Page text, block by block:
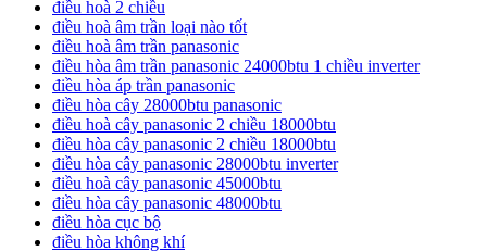
điều hoà 2 chiều
điều hoà âm trần loại nào tốt
điều hoà âm trần panasonic
điều hòa âm trần panasonic 24000btu 1 chiều inverter
điều hòa áp trần panasonic
điều hòa cây 28000btu panasonic
điều hoà cây panasonic 2 chiều 18000btu
điều hòa cây panasonic 2 chiều 18000btu
điều hòa cây panasonic 28000btu inverter
điều hoà cây panasonic 45000btu
điều hòa cây panasonic 48000btu
điều hòa cục bộ
điều hòa không khí